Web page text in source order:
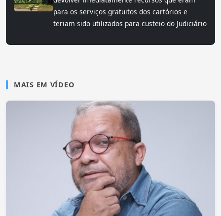
para os serviços gratuitos dos cartórios e
teriam sido utilizados para custeio do Judiciário
MAIS EM VÍDEO